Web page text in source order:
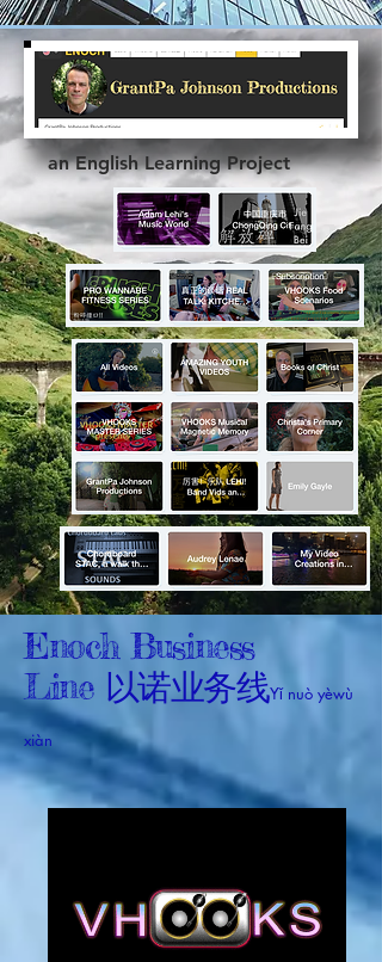
an English Learning Project
Enoch Business
Line 以诺业务线Yǐ nuò yèwù
xiàn